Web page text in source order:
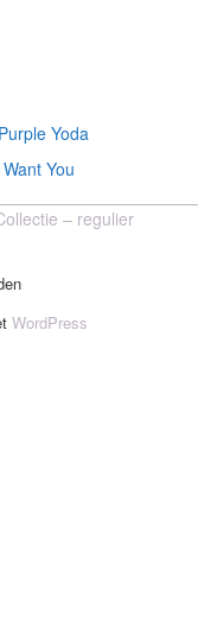
Yoda
You
– regulier
WordPress